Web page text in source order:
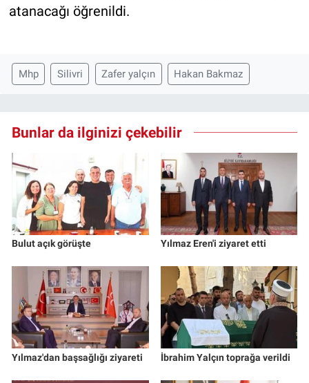
atanacağı öğrenildi.
Mhp Silivri Zafer yalçın Hakan Bakmaz
Bunlar da ilginizi çekebilir
Bulut açık görüşte Yılmaz Eren'i ziyaret etti
Yılmaz'dan başsağlığı ziyareti İbrahim Yalçın toprağa verildi